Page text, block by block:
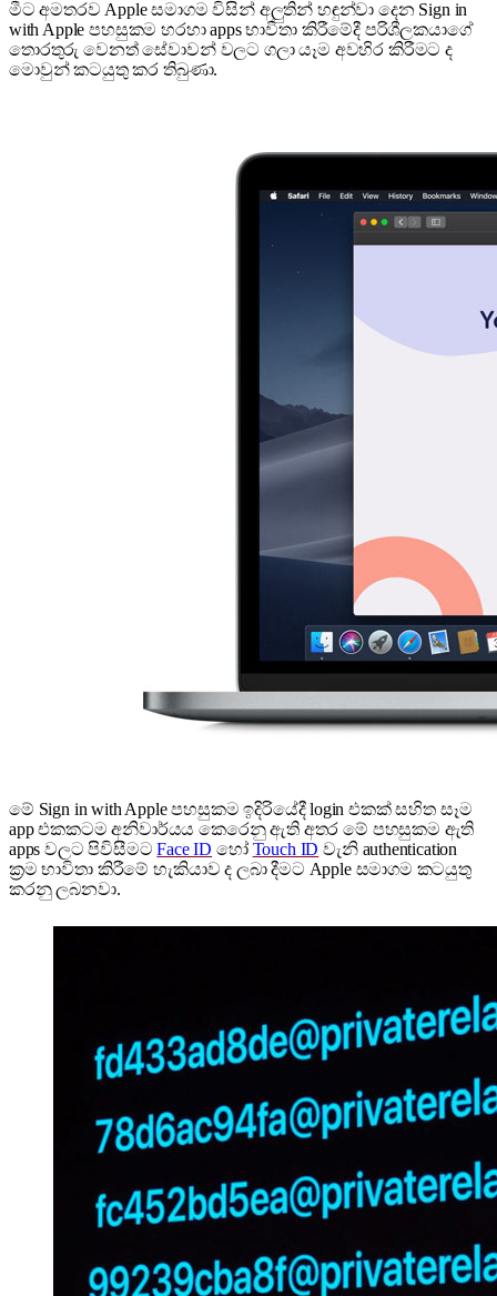
මීට අමතරව Apple සමාගම විසින් අලුතින් හඳුන්වා දෙන Sign in
with Apple පහසුකම හරහා apps භාවිතා කිරීමේදී පරිශීලකයාගේ
තොරතුරු වෙනත් සේවාවන් වලට ගලා යෑම අවහිර කිරීමට ද
මොවුන් කටයුතු කර තිබුණා.
මේ Sign in with Apple පහසුකම ඉදිරියේදී login එකක් සහිත සෑම
app එකකටම අනිවාර්යය කෙරෙනු ඇති අතර මේ පහසුකම ඇති
apps වලට පිවිසීමටFace ID හෝ Touch ID වැනි authentication
ක්‍රම භාවිතා කිරීමේ හැකියාව ද ලබා දීමට Apple සමාගම කටයුතු
කරනු ලබනවා.